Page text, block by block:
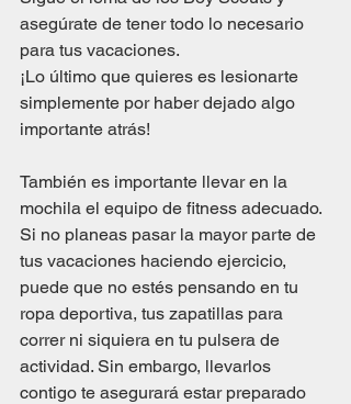
asegúrate de tener todo lo necesario
para tus vacaciones.
¡Lo último que quieres es lesionarte
simplemente por haber dejado algo
importante atrás!
También es importante llevar en la
mochila el equipo de fitness adecuado.
Si no planeas pasar la mayor parte de
tus vacaciones haciendo ejercicio,
puede que no estés pensando en tu
ropa deportiva, tus zapatillas para
correr ni siquiera en tu pulsera de
actividad. Sin embargo, llevarlos
contigo te asegurará estar preparado